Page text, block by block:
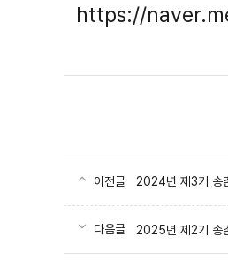
https://
이전글 2024년 제3기 송
다음글 2025년 제2기 송